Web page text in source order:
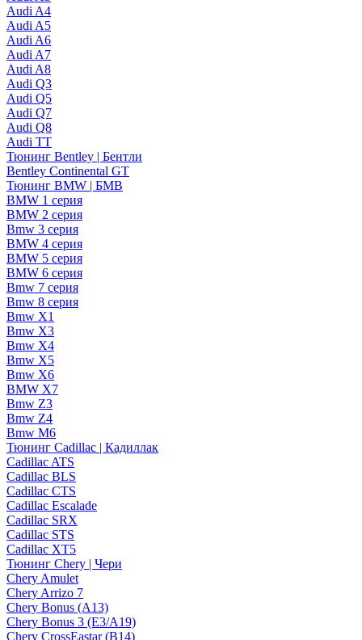
Audi A4
Audi A5
Audi A6
Audi A7
Audi A8
Audi Q3
Audi Q5
Audi Q7
Audi Q8
Audi TT
Тюнинг Bentley | Бентли
Bentley Continental GT
Тюнинг BMW | БМВ
BMW 1 серия
BMW 2 серия
Bmw 3 серия
BMW 4 серия
BMW 5 серия
BMW 6 серия
Bmw 7 серия
Bmw 8 серия
Bmw X1
Bmw X3
Bmw X4
Bmw X5
Bmw X6
BMW X7
Bmw Z3
Bmw Z4
Bmw М6
Тюнинг Cadillac | Кадиллак
Cadillac ATS
Cadillac BLS
Cadillac CTS
Cadillac Escalade
Cadillac SRX
Cadillac STS
Cadillac XT5
Тюнинг Chery | Чери
Chery Amulet
Chery Arrizo 7
Chery Bonus (A13)
Chery Bonus 3 (E3/A19)
Chery CrossEastar (B14)